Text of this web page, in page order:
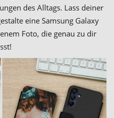
des Alltags. Lass deiner
eine Samsung Galaxy
Foto, die genau zu dir